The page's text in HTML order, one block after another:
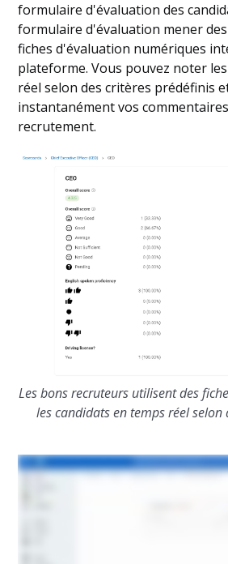
formulaire d'évaluation des
formulaire d'évaluation mener
fiches d'évaluation numériques
plateforme. Vous pouvez noter
réel selon des critères prédéfinis
instantanément vos
recrutement.
Les bons recruteurs utilisent des
les candidats en temps réel selon